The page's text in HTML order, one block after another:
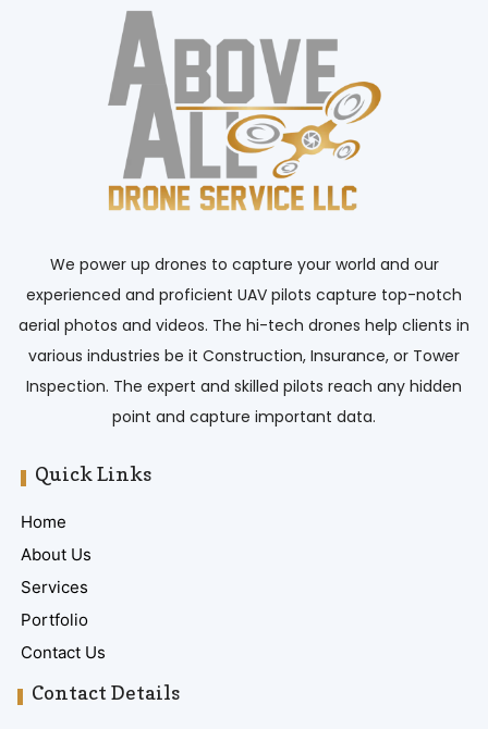
We power up drones to capture your world and our
experienced and proficient UAV pilots capture top-notch
aerial photos and videos. The hi-tech drones help clients in
various industries be it Construction, Insurance, or Tower
Inspection. The expert and skilled pilots reach any hidden
point and capture important data.
Quick Links
Home
About Us
Services
Portfolio
Contact Us
Contact Details